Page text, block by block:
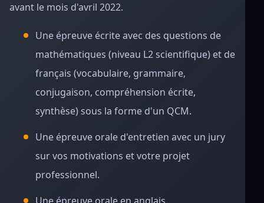
avant le mois d'avril 2022.
Une épreuve écrite avec des questions de
mathématiques (niveau L2 scientifique) et de
français (vocabulaire, grammaire,
conjugaison, compréhension écrite,
synthèse) sous la forme d'un QCM.
Une épreuve orale d'entretien avec un jury
sur vos motivations et votre projet
professionnel.